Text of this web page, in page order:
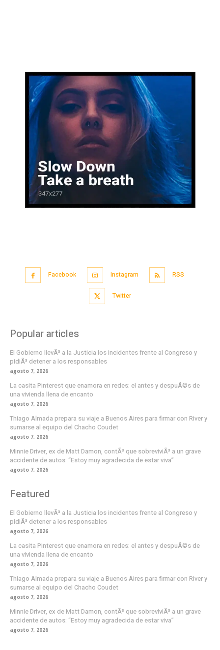
Facebook Instagram RSS
Twitter
Popular articles
El Gobierno llevÃ³ a la Justicia los incidentes frente al Congreso y
pidiÃ³ detener a los responsables
agosto 7, 2026
La casita Pinterest que enamora en redes: el antes y despuÃ©s de
una vivienda llena de encanto
agosto 7, 2026
Thiago Almada prepara su viaje a Buenos Aires para firmar con River y
sumarse al equipo del Chacho Coudet
agosto 7, 2026
Minnie Driver, ex de Matt Damon, contÃ³ que sobreviviÃ³ a un grave
accidente de autos: “Estoy muy agradecida de estar viva”
agosto 7, 2026
Featured
El Gobierno llevÃ³ a la Justicia los incidentes frente al Congreso y
pidiÃ³ detener a los responsables
agosto 7, 2026
La casita Pinterest que enamora en redes: el antes y despuÃ©s de
una vivienda llena de encanto
agosto 7, 2026
Thiago Almada prepara su viaje a Buenos Aires para firmar con River y
sumarse al equipo del Chacho Coudet
agosto 7, 2026
Minnie Driver, ex de Matt Damon, contÃ³ que sobreviviÃ³ a un grave
accidente de autos: “Estoy muy agradecida de estar viva”
agosto 7, 2026